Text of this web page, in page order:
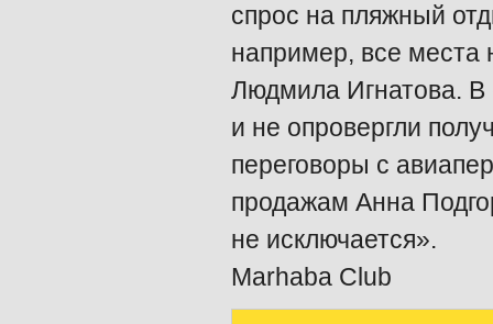
спрос на пляжный
например, все места
Людмила Игнатова. В
и не опровергли
переговоры с
продажам Анна
не исключается».
Marhaba Club